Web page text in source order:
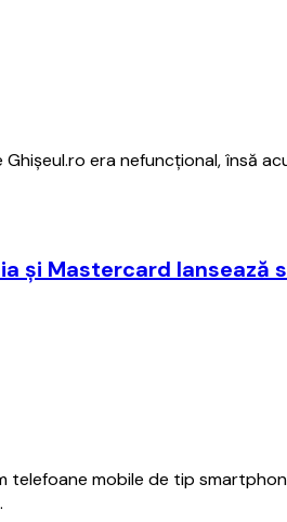
Ghişeul.ro era nefuncţional, însă
și Mastercard
telefoane mobile de tip